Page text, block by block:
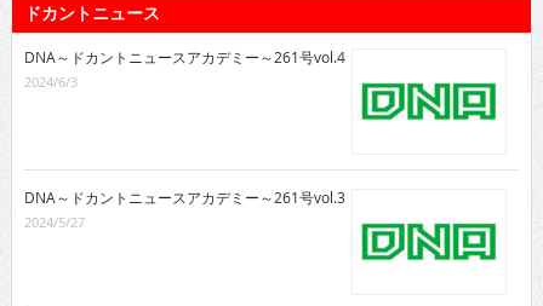
ドカントニュース
DNA～ドカントニュースアカデミー～261号vol.4
2024/6/3
DNA～ドカントニュースアカデミー～261号vol.3
2024/5/27